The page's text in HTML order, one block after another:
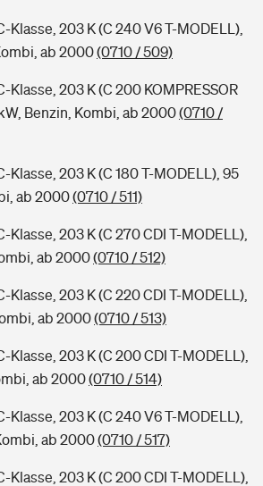
Klasse, 203 K (C 240 V6 T-MODELL),
ab 2000(0710 / 509)
Klasse, 203 K (C 200 KOMPRESSOR
Benzin, Kombi, ab 2000(0710 /
Klasse, 203 K (C 180 T-MODELL), 95
ab 2000(0710 / 511)
Klasse, 203 K (C 270 CDI T-MODELL),
ab 2000(0710 / 512)
Klasse, 203 K (C 220 CDI T-MODELL),
ab 2000(0710 / 513)
Klasse, 203 K (C 200 CDI T-MODELL),
ab 2000(0710 / 514)
Klasse, 203 K (C 240 V6 T-MODELL),
ab 2000(0710 / 517)
Klasse, 203 K (C 200 CDI T-MODELL),